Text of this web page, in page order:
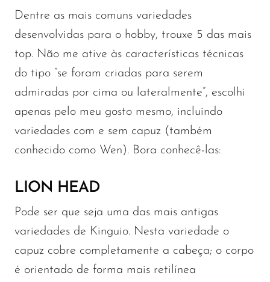
Dentre as mais comuns variedades
desenvolvidas para o hobby, trouxe 5 das mais
top. Não me ative às características técnicas
do tipo “se foram criadas para serem
admiradas por cima ou lateralmente”, escolhi
apenas pelo meu gosto mesmo, incluindo
variedades com e sem capuz (também
conhecido como Wen). Bora conhecê-las:
LION HEAD
Pode ser que seja uma das mais antigas
variedades de Kinguio. Nesta variedade o
capuz cobre completamente a cabeça; o corpo
é orientado de forma mais retilínea